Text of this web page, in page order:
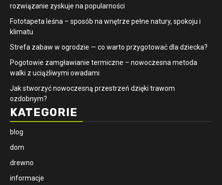
rozwiązanie zyskuje na popularności
​Fototapeta leśna – sposób na wnętrze pełne natury, spokoju i
klimatu
Strefa zabaw w ogrodzie — co warto przygotować dla dziecka?
Pogotowie zamgławianie termiczne – nowoczesna metoda
walki z uciążliwymi owadami
Jak stworzyć nowoczesną przestrzeń dzięki trawom
ozdobnym?
KATEGORIE
blog
dom
drewno
informacje